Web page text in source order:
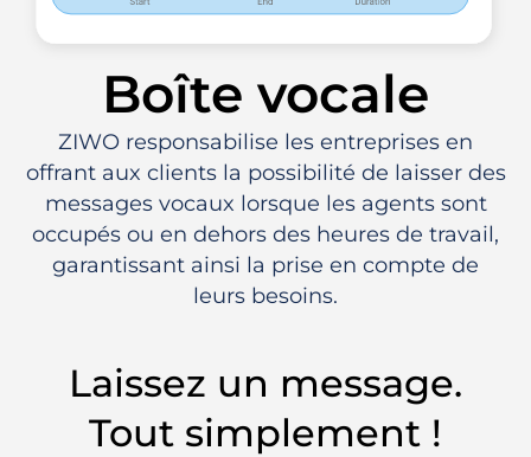
Boîte vocale
ZIWO responsabilise les entreprises en
offrant aux clients la possibilité de laisser des
messages vocaux lorsque les agents sont
occupés ou en dehors des heures de travail,
garantissant ainsi la prise en compte de
leurs besoins.
Laissez un message.
Tout simplement !